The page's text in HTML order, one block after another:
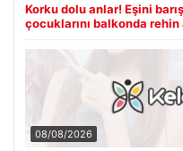
Korku dolu anlar! Eşini
çocuklarını balkonda rehin
08/08/2026